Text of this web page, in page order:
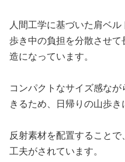
人間工学に基づいた肩ベ
歩き中の負担を分散させ
造になっています。
コンパクトなサイズ感な
きるため、日帰りの山歩き
反射素材を配置すること
工夫がされています。